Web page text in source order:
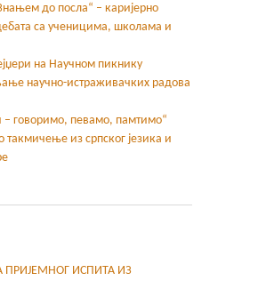
до посла“ – каријерно
са ученицима, школама и
на Научном пикнику
научно-истраживачких радова
– говоримо, певамо, памтимо“
такмичење из српског језика и
ПРИЈЕМНОГ ИСПИТА ИЗ